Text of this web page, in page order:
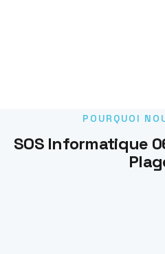
POURQUOI
SOS Informatique